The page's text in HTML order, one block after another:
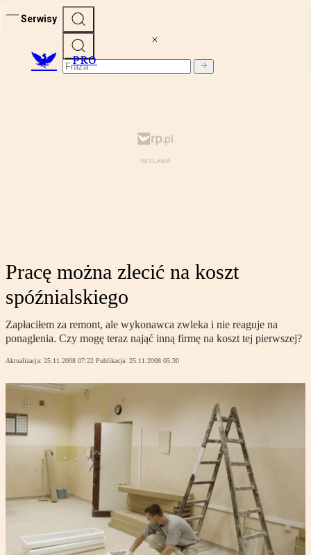
Serwisy
PRO
Pracę można zlecić na koszt
spóźnialskiego
Zapłaciłem za remont, ale wykonawca zwleka i nie reaguje na
ponaglenia. Czy mogę teraz nająć inną firmę na koszt tej pierwszej?
Aktualizacja: 25.11.2008 07:22 Publikacja: 25.11.2008 05:30